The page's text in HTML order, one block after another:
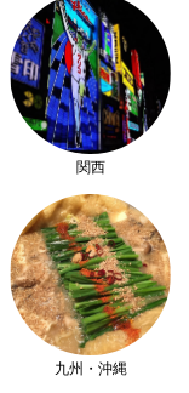
関西
九州・沖縄